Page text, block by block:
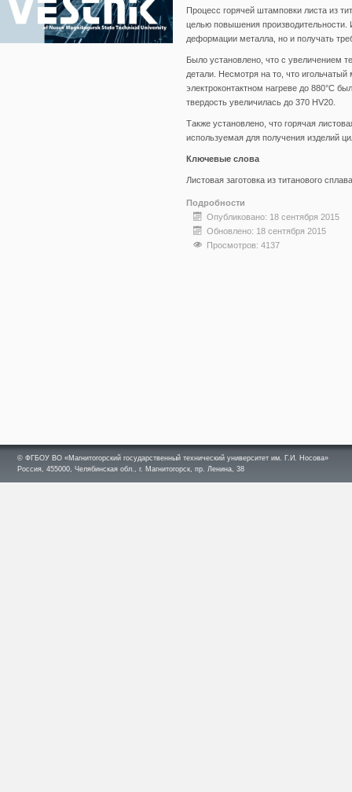
Процесс горячей штамповки листа из
целью повышения производительности.
деформации металла, но и получать
Было установлено, что с увеличением
детали. Несмотря на то, что
электроконтактном нагреве до 880°С
твердость увеличилась до 370 НV20.
Также установлено, что горячая
используемая для получения изделий
Ключевые слова
Листовая заготовка из титанового
Подробности
Опубликовано: 18 сентября 2015
Обновлено: 18 сентября 2015
Просмотров: 4137
© ФГБОУ ВО «Магнитогорский государственный технический университет им. Г.И. Носова»
Россия, 455000, Челябинская обл., г. Магнитогорск, пр. Ленина, 38